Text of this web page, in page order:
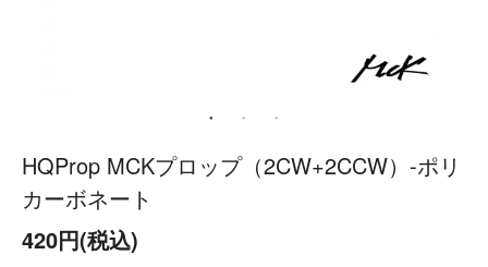
HQProp MCKプロップ（2CW+2CCW）-ポリ
カーボネート
420円(税込)